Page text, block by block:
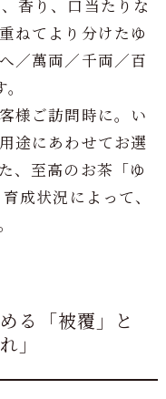
香り、口当たりな
ねてより分けたゆ
／萬両／千両／百
様ご訪問時に。い
途にあわせてお選
、至高のお茶「ゆ
成状況によって、
る「被覆」と
」